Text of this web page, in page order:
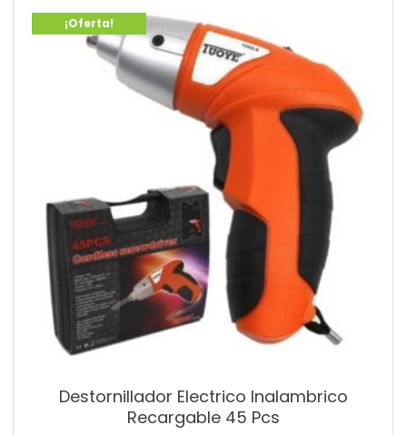
¡Oferta!
Destornillador Electrico Inalambrico
Recargable 45 Pcs